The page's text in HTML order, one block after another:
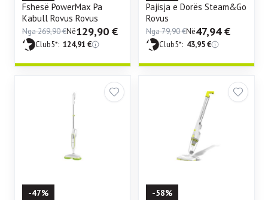
Fshesë PowerMax Pa
Kabull Rovus Rovus
Nga269,90€Në129,90 €
Club5*: 124,91 €
Pajisja e Dorës Steam&Go
Rovus
Nga79,90€Në47,94€
Club5*: 43,95€
-47% -58%